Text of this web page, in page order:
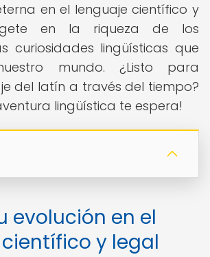
en el lenguaje científico y
en la riqueza de los
curiosidades lingüísticas que
mundo. ¿Listo para
del latín a través del tiempo?
lingüística te espera!
evolución en el
y legal